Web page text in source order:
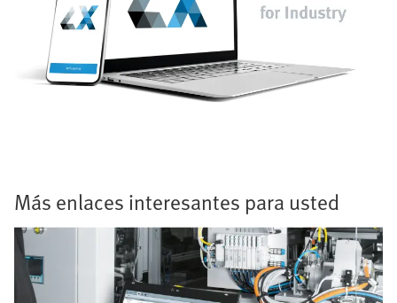
Más enlaces interesantes para usted